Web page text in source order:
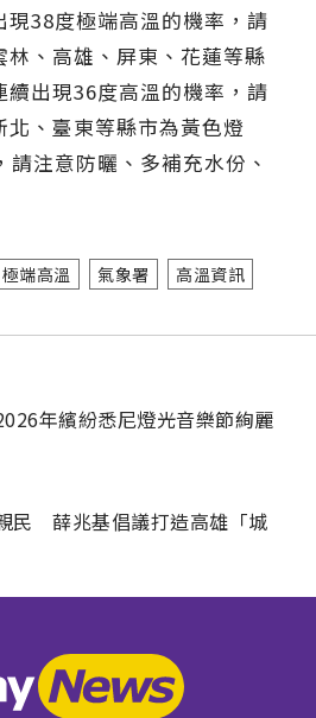
38度極端高溫的機率，請
、高雄、屏東、花蓮等縣
續出現36度高溫的機率，請
、臺東等縣市為黃色燈
注意防曬、多補充水份、
極端高溫 氣象署 高溫資訊
年繽紛悉尼燈光音樂節絢麗
民 薛兆基倡議打造高雄「城